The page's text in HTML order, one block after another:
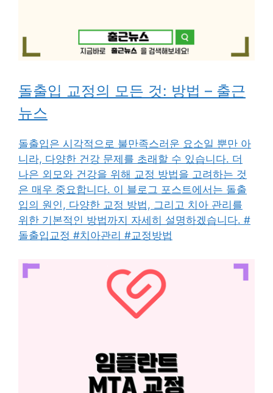
돌출입 교정의 모든 것: 방법 – 출근
뉴스
돌출입은 시각적으로 불만족스러운 요소일 뿐만 아
니라, 다양한 건강 문제를 초래할 수 있습니다. 더
나은 외모와 건강을 위해 교정 방법을 고려하는 것
은 매우 중요합니다. 이 블로그 포스트에서는 돌출
입의 원인, 다양한 교정 방법, 그리고 치아 관리를
위한 기본적인 방법까지 자세히 설명하겠습니다. #
돌출입교정 #치아관리 #교정방법